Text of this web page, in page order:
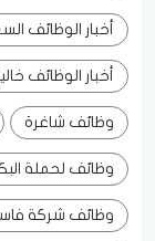
أخبار الوظائف
أخبار الوظائف
وظائف شاغرة
وظائف لحملة
وظائف شركة